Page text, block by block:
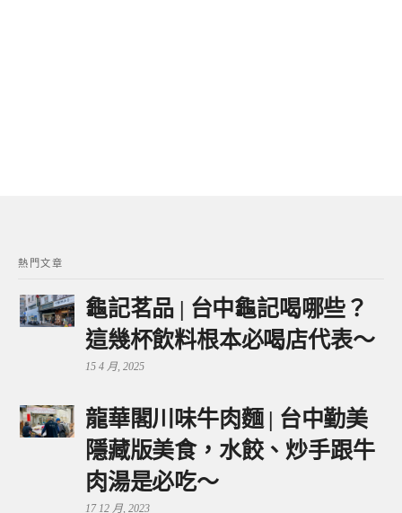
熱門文章
龜記茗品 | 台中龜記喝哪些？
這幾杯飲料根本必喝店代表～
15 4 月, 2025
龍華閣川味牛肉麵 | 台中勤美
隱藏版美食，水餃、炒手跟牛
肉湯是必吃～
17 12 月, 2023